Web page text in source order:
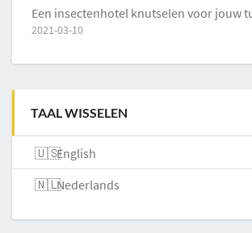
Een insectenhotel knutselen voor jouw
2021-03-10
TAAL WISSELEN
English
Nederlands